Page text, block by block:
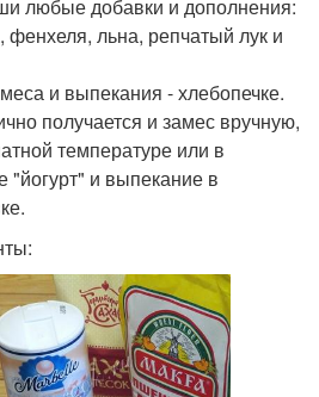
любые добавки и дополнения:
фенхеля, льна, репчатый лук и
и выпекания - хлебопечке.
получается и замес вручную,
температуре или в
"йогурт" и выпекание в